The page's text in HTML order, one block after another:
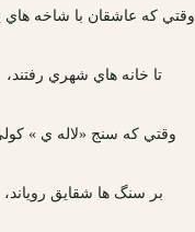
وقتي كه عاشقان با شاخه هاي
تا خانه هاي شهري رفتند،
وقتي كه سنج «لاله ي »
بر سنگ ها شقايق روياند،